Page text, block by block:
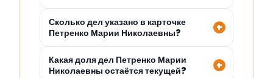
Сколько дел указано в карточке
Петренко Марии Николаевны?
Какая доля дел Петренко Марии
Николаевны остаётся текущей?